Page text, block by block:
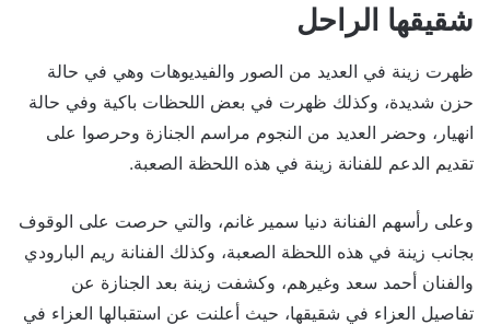
شقيقها الراحل
ظهرت زينة في العديد من الصور والفيديوهات وهي في حالة
حزن شديدة، وكذلك ظهرت في بعض اللحظات باكية وفي حالة
انهيار، وحضر العديد من النجوم مراسم الجنازة وحرصوا على
تقديم الدعم للفنانة زينة في هذه اللحظة الصعبة.
وعلى رأسهم الفنانة دنيا سمير غانم، والتي حرصت على الوقوف
بجانب زينة في هذه اللحظة الصعبة، وكذلك الفنانة ريم البارودي
والفنان أحمد سعد وغيرهم، وكشفت زينة بعد الجنازة عن
تفاصيل العزاء في شقيقها، حيث أعلنت عن استقبالها العزاء في